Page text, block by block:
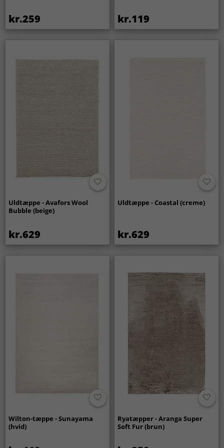
kr.259 kr.119
Uldtæppe - Avafors Wool
Bubble (beige)
kr.629
Uldtæppe - Coastal (creme)
kr.629
Wilton-tæppe - Sunayama
(hvid)
Ryatæpper - Aranga Super
Soft Fur (brun)